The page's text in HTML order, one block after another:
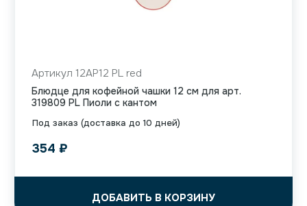
Под заказ (доставка до 10 дней)
Артикул 12AP12 PL red
Блюдце для кофейной чашки 12 см для арт.
319809 PL Пиоли с кантом
354 ₽
ДОБАВИТЬ В КОРЗИНУ